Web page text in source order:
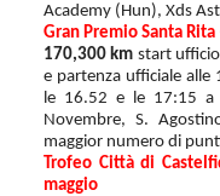
Academy (Hun), Xds
Gran Premio Santa
170,300 km start
e partenza ufficiale
le 16.52 e le 17:15
Novembre, S.
maggior numero di
Trofeo Città di
maggio